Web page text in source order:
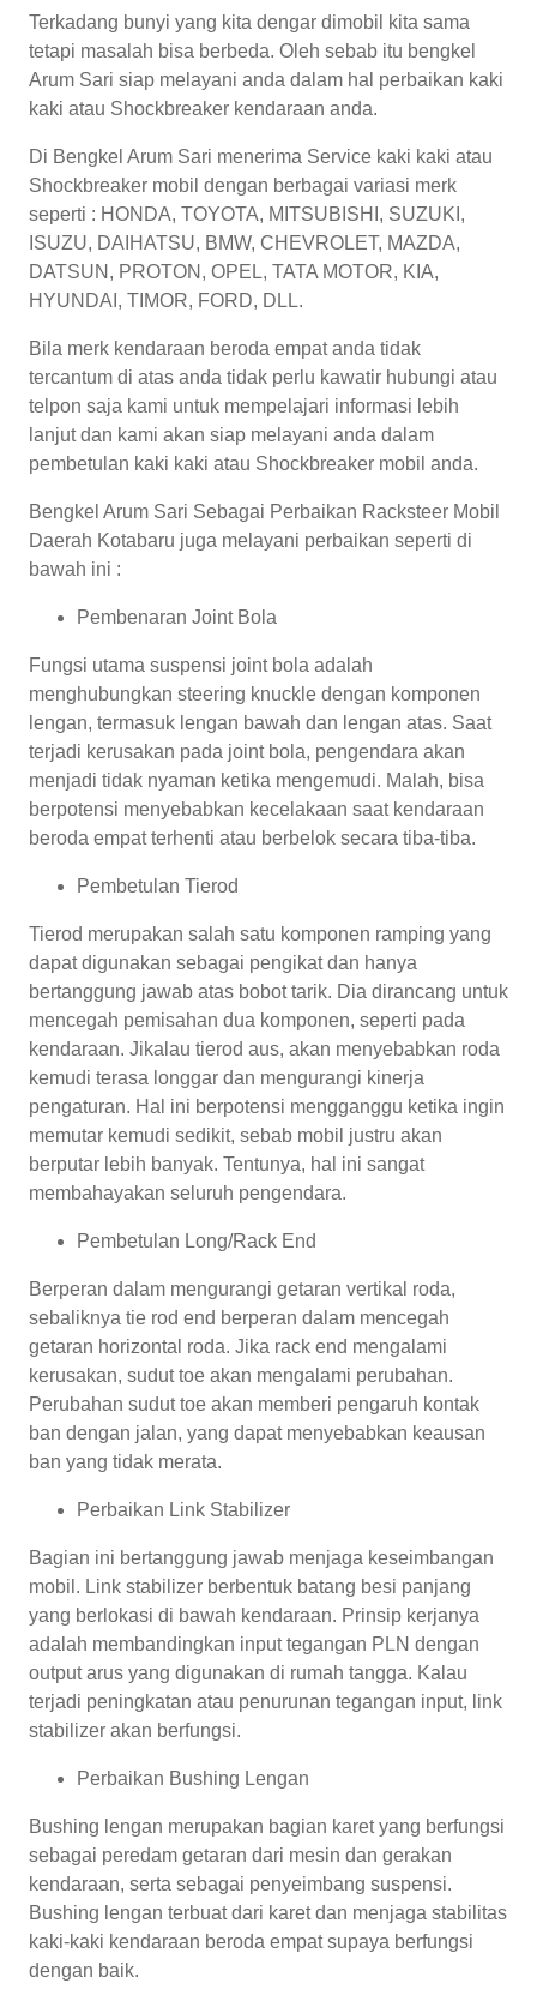
Terkadang bunyi yang kita dengar dimobil kita sama
tetapi masalah bisa berbeda. Oleh sebab itu bengkel
Arum Sari siap melayani anda dalam hal perbaikan kaki
kaki atau Shockbreaker kendaraan anda.
Di Bengkel Arum Sari menerima Service kaki kaki atau
Shockbreaker mobil dengan berbagai variasi merk
seperti : HONDA, TOYOTA, MITSUBISHI, SUZUKI,
ISUZU, DAIHATSU, BMW, CHEVROLET, MAZDA,
DATSUN, PROTON, OPEL, TATA MOTOR, KIA,
HYUNDAI, TIMOR, FORD, DLL.
Bila merk kendaraan beroda empat anda tidak
tercantum di atas anda tidak perlu kawatir hubungi atau
telpon saja kami untuk mempelajari informasi lebih
lanjut dan kami akan siap melayani anda dalam
pembetulan kaki kaki atau Shockbreaker mobil anda.
Bengkel Arum Sari Sebagai Perbaikan Racksteer Mobil
Daerah Kotabaru juga melayani perbaikan seperti di
bawah ini :
Pembenaran Joint Bola
Fungsi utama suspensi joint bola adalah
menghubungkan steering knuckle dengan komponen
lengan, termasuk lengan bawah dan lengan atas. Saat
terjadi kerusakan pada joint bola, pengendara akan
menjadi tidak nyaman ketika mengemudi. Malah, bisa
berpotensi menyebabkan kecelakaan saat kendaraan
beroda empat terhenti atau berbelok secara tiba-tiba.
Pembetulan Tierod
Tierod merupakan salah satu komponen ramping yang
dapat digunakan sebagai pengikat dan hanya
bertanggung jawab atas bobot tarik. Dia dirancang untuk
mencegah pemisahan dua komponen, seperti pada
kendaraan. Jikalau tierod aus, akan menyebabkan roda
kemudi terasa longgar dan mengurangi kinerja
pengaturan. Hal ini berpotensi mengganggu ketika ingin
memutar kemudi sedikit, sebab mobil justru akan
berputar lebih banyak. Tentunya, hal ini sangat
membahayakan seluruh pengendara.
Pembetulan Long/Rack End
Berperan dalam mengurangi getaran vertikal roda,
sebaliknya tie rod end berperan dalam mencegah
getaran horizontal roda. Jika rack end mengalami
kerusakan, sudut toe akan mengalami perubahan.
Perubahan sudut toe akan memberi pengaruh kontak
ban dengan jalan, yang dapat menyebabkan keausan
ban yang tidak merata.
Perbaikan Link Stabilizer
Bagian ini bertanggung jawab menjaga keseimbangan
mobil. Link stabilizer berbentuk batang besi panjang
yang berlokasi di bawah kendaraan. Prinsip kerjanya
adalah membandingkan input tegangan PLN dengan
output arus yang digunakan di rumah tangga. Kalau
terjadi peningkatan atau penurunan tegangan input, link
stabilizer akan berfungsi.
Perbaikan Bushing Lengan
Bushing lengan merupakan bagian karet yang berfungsi
sebagai peredam getaran dari mesin dan gerakan
kendaraan, serta sebagai penyeimbang suspensi.
Bushing lengan terbuat dari karet dan menjaga stabilitas
kaki-kaki kendaraan beroda empat supaya berfungsi
dengan baik.